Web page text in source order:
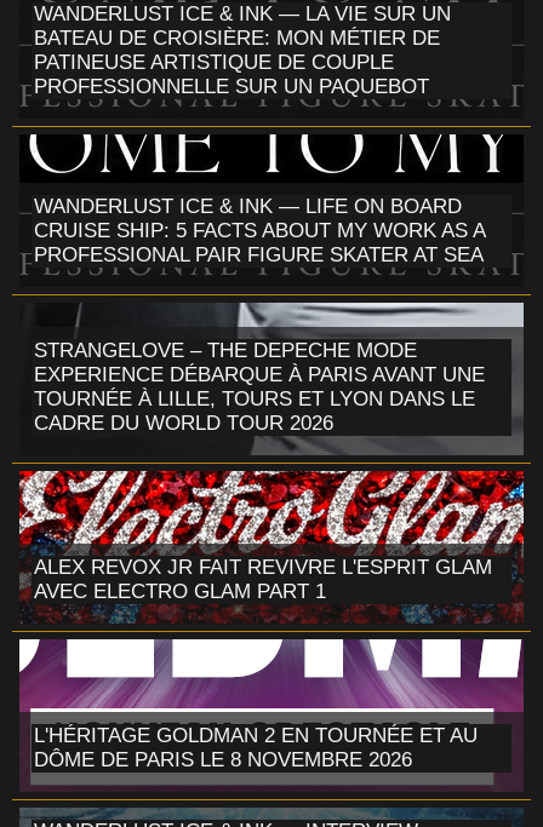
WANDERLUST ICE & INK — LA VIE SUR UN
BATEAU DE CROISIÈRE: MON MÉTIER DE
PATINEUSE ARTISTIQUE DE COUPLE
PROFESSIONNELLE SUR UN PAQUEBOT
WANDERLUST ICE & INK — LIFE ON BOARD
CRUISE SHIP: 5 FACTS ABOUT MY WORK AS A
PROFESSIONAL PAIR FIGURE SKATER AT SEA
STRANGELOVE – THE DEPECHE MODE
EXPERIENCE DÉBARQUE À PARIS AVANT UNE
TOURNÉE À LILLE, TOURS ET LYON DANS LE
CADRE DU WORLD TOUR 2026
ALEX REVOX JR FAIT REVIVRE L'ESPRIT GLAM
AVEC ELECTRO GLAM PART 1
L'HÉRITAGE GOLDMAN 2 EN TOURNÉE ET AU
DÔME DE PARIS LE 8 NOVEMBRE 2026